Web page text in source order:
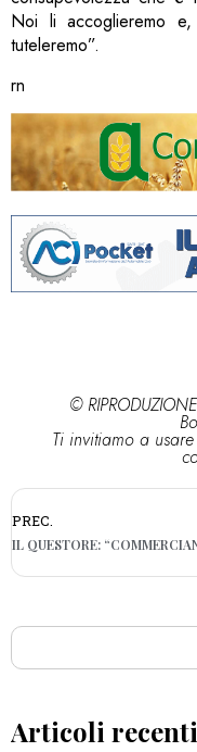
Noi li accoglieremo
tuteleremo”.
rn
©
Ti invitiamo a
PREC.
Articoli recenti